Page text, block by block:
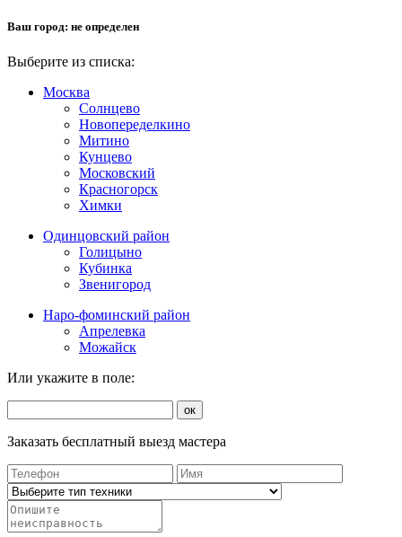
Ваш город: не определен
Выберите из списка:
Москва
Солнцево
Новопеределкино
Митино
Кунцево
Московский
Красногорск
Химки
Одинцовский район
Голицыно
Кубинка
Звенигород
Наро-фоминский район
Апрелевка
Можайск
Или укажите в поле:
ок
Заказать бесплатный выезд мастера